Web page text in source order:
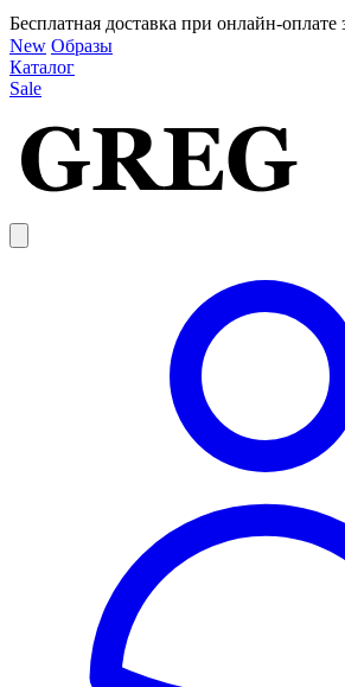
Бесплатная доставка при онлайн-оплате
New Образы
Каталог
Sale